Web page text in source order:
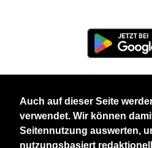
Auch auf dieser Seite
verwendet. Wir können
Seitennutzung auswerten,
nutzungsbasiert
Datenschutzerklärung AGB
Nehmen Sie Kontakt mit uns